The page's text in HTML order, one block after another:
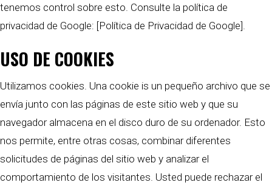
tenemos control sobre esto. Consulte la política de
privacidad de Google: [Política de Privacidad de Google].
USO DE COOKIES
Utilizamos cookies. Una cookie is un pequeño archivo que se
envía junto con las páginas de este sitio web y que su
navegador almacena en el disco duro de su ordenador. Esto
nos permite, entre otras cosas, combinar diferentes
solicitudes de páginas del sitio web y analizar el
comportamiento de los visitantes. Usted puede rechazar el